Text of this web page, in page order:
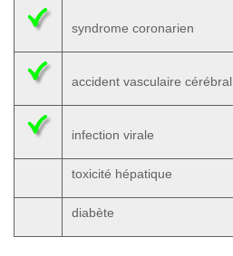
syndrome coronarien
accident vasculaire cérébral
infection virale
toxicité hépatique
diabète